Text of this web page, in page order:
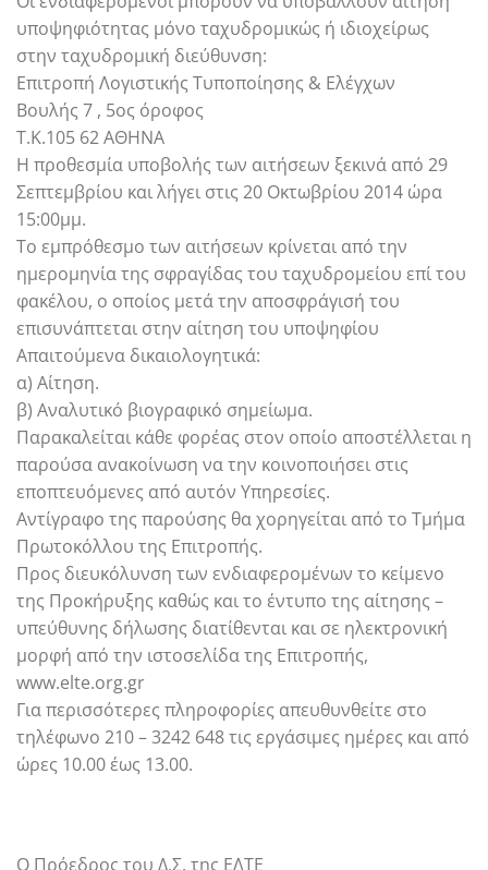
υποψηφιότητας μόνο ταχυδρομικώς ή ιδιοχείρως
στην ταχυδρομική διεύθυνση:
Επιτροπή Λογιστικής Τυποποίησης & Ελέγχων
Βουλής 7 , 5ος όροφος
Τ.Κ.105 62 ΑΘΗΝΑ
Η προθεσμία υποβολής των αιτήσεων ξεκινά από 29
Σεπτεμβρίου και λήγει στις 20 Οκτωβρίου 2014 ώρα
15:00μμ.
Το εμπρόθεσμο των αιτήσεων κρίνεται από την
ημερομηνία της σφραγίδας του ταχυδρομείου επί του
φακέλου, ο οποίος μετά την αποσφράγισή του
επισυνάπτεται στην αίτηση του υποψηφίου
Απαιτούμενα δικαιολογητικά:
α) Αίτηση.
β) Αναλυτικό βιογραφικό σημείωμα.
Παρακαλείται κάθε φορέας στον οποίο αποστέλλεται η
παρούσα ανακοίνωση να την κοινοποιήσει στις
εποπτευόμενες από αυτόν Υπηρεσίες.
Αντίγραφο της παρούσης θα χορηγείται από το Τμήμα
Πρωτοκόλλου της Επιτροπής.
Προς διευκόλυνση των ενδιαφερομένων το κείμενο
της Προκήρυξης καθώς και το έντυπο της αίτησης –
υπεύθυνης δήλωσης διατίθενται και σε ηλεκτρονική
μορφή από την ιστοσελίδα της Επιτροπής,
www.elte.org.gr
Για περισσότερες πληροφορίες απευθυνθείτε στο
τηλέφωνο 210 – 3242 648 τις εργάσιμες ημέρες και από
ώρες 10.00 έως 13.00.
Ο Πρόεδρος του Δ.Σ. της ΕΛΤΕ